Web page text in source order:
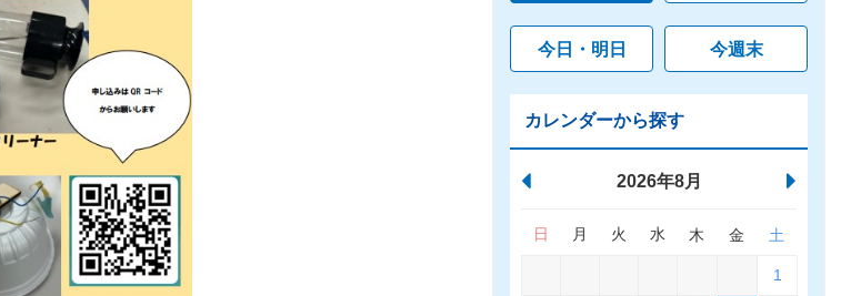
今日・明日 今週末
カレンダーから探す
2026年8月
日 月 火 水 木 金 土
1